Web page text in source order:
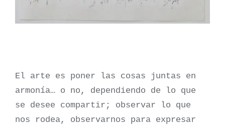
El arte es poner las cosas juntas en
armonía… o no, dependiendo de lo que
se desee compartir; observar lo que
nos rodea, observarnos para expresar